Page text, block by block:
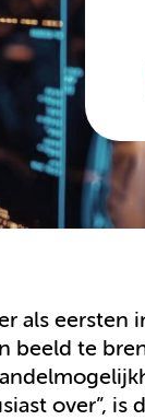
als eersten
beeld te
over”, is